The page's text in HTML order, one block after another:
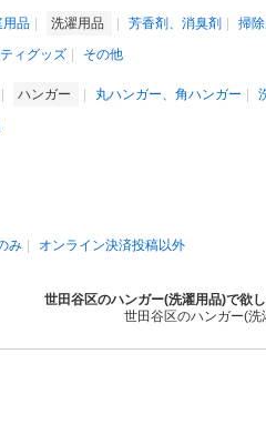
用品 洗濯用品 芳香剤、消臭剤 掃
ィグッズ その他
ハンガー 丸ハンガー、角ハンガー
み オンライン決済投稿以外
世田谷区のハンガー(洗濯用品)で欲
世田谷区のハンガー(